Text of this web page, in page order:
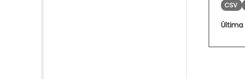
CSV